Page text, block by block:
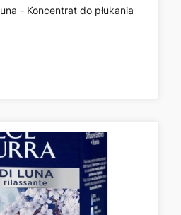
- Koncentrat do płukania